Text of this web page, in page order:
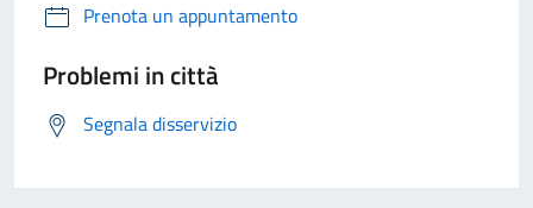
Prenota un appuntamento
Problemi in città
Segnala disservizio